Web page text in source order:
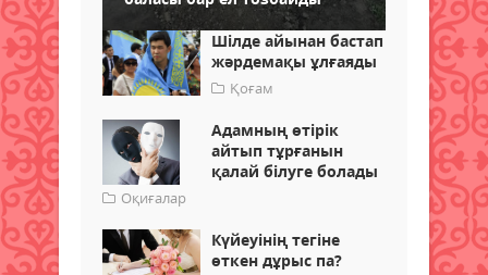
Шілде айынан бастап
жәрдемақы ұлғаяды
Қоғам
Адамның өтірік
айтып тұрғанын
қалай білуге болады
Оқиғалар
Күйеуінің тегіне
өткен дұрыс па?